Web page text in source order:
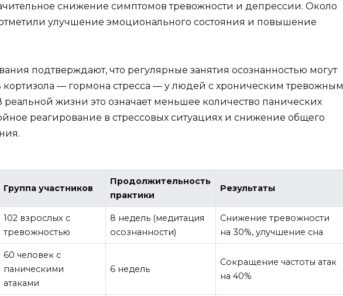
снижение симптомов тревожности и депрессии. Около
улучшение эмоционального состояния и повышение
подтверждают, что регулярные занятия осознанностью могут
кортизола — гормона стресса — у людей с хроническим тревожным
реальной жизни это означает меньшее количество панических
реагирование в стрессовых ситуациях и снижение общего
Группа участников
Продолжительность
практики
Результаты
102 взрослых с
тревожностью
8 недель (медитация
осознанности)
Снижение тревожности
на 30%, улучшение сна
60 человек с
паническими
атаками
6 недель
Сокращение частоты атак
на 40%